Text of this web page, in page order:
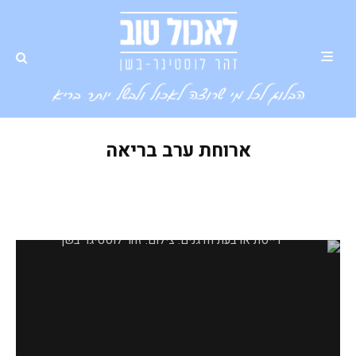
ארוחת ערב בריאה